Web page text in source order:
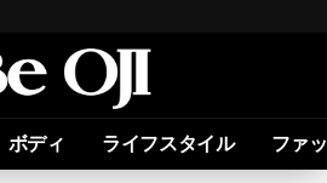
ボディ ライフスタイル ファ